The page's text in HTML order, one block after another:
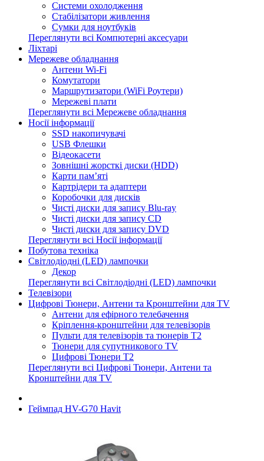
Системи охолодження
Стабілізатори живлення
Сумки для ноутбуків
Переглянути всі Компютерні аксесуари
Ліхтарі
Мережеве обладнання
Антени Wi-Fi
Комутатори
Маршрутизатори (WiFi Роутери)
Мережеві плати
Переглянути всі Мережеве обладнання
Носії інформації
SSD накопичувачі
USB Флешки
Відеокасети
Зовнішні жорсткі диски (HDD)
Карти пам’яті
Картрідери та адаптери
Коробочки для дисків
Чисті диски для запису Blu-ray
Чисті диски для запису CD
Чисті диски для запису DVD
Переглянути всі Носії інформації
Побутова техніка
Світлодіодні (LED) лампочки
Декор
Переглянути всі Світлодіодні (LED) лампочки
Телевізори
Цифрові Тюнери, Антени та Кронштейни для TV
Антени для ефірного телебачення
Кріплення-кронштейни для телевізорів
Пульти для телевізорів та тюнерів T2
Тюнери для супутникового TV
Цифрові Тюнери T2
Переглянути всі Цифрові Тюнери, Антени та
Кронштейни для TV
Геймпад HV-G70 Havit